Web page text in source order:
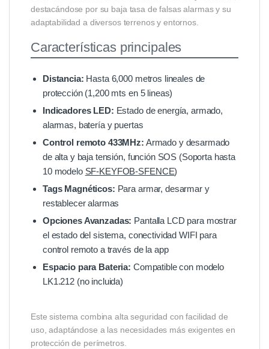
destacándose por su baja tasa de falsas alarmas y su
adaptabilidad a diversos terrenos y entornos.
Características principales
Distancia: Hasta 6,000 metros lineales de
protección (1,200 mts en 5 lineas)
Indicadores LED: Estado de energía, armado,
alarmas, batería y puertas
Control remoto 433MHz: Armado y desarmado
de alta y baja tensión, función SOS (Soporta hasta
10 modelo SF-KEYFOB-SFENCE)
Tags Magnéticos: Para armar, desarmar y
restablecer alarmas
Opciones Avanzadas: Pantalla LCD para mostrar
el estado del sistema, conectividad WIFI para
control remoto a través de la app
Espacio para Bateria: Compatible con modelo
LK1.212 (no incluida)
Este sistema combina alta seguridad con facilidad de
uso, adaptándose a las necesidades más exigentes en
protección de perímetros.